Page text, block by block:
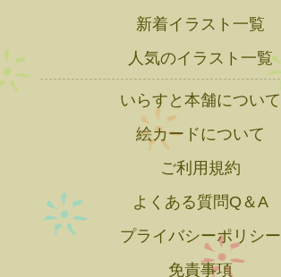
新着イラスト一覧
人気のイラスト一覧
いらすと本舗について
絵カードについて
ご利用規約
よくある質問Q＆A
プライバシーポリシー
免責事項